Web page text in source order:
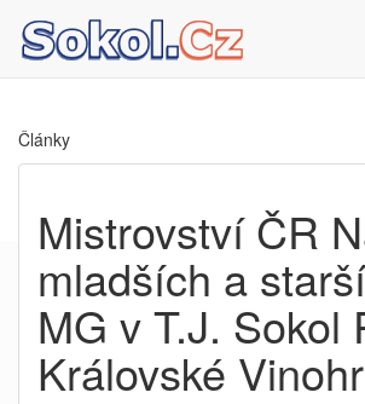
Články
Mistrovství ČR
mladších a
MG v T.J. Sokol
Královské